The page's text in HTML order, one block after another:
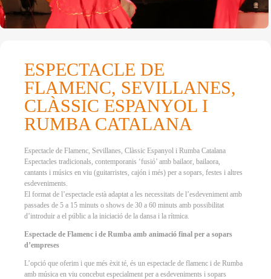
ESPECTACLE DE
FLAMENC, SEVILLANES,
CLÀSSIC ESPANYOL I
RUMBA CATALANA
Espectacle de Flamenc, Sevillanes, Clàssic Espanyol i Rumba Catalana
Espectacles tradicionals, contemporanis ‘fusió’ amb bailaor, bailaora,
cantants i músics en viu (guitarristes, cajón i més) per a sopars, festes i altres
esdeveniments.
El format de l’espectacle està adaptat a les necessitats de l’esdeveniment amb
passades de 5 a 15 minuts o shows de 30 a 60 minuts amb possibilitat
d’introduir a el públic a la iniciació de la dansa i la rítmica.
Espectacle de Flamenc i de Rumba amb animació final per a sopars
d’empreses
L’opció que oferim i que més èxit té, és un espectacle de flamenc i de Rumba
amb música en viu concebut especialment per a esdeveniments i sopars